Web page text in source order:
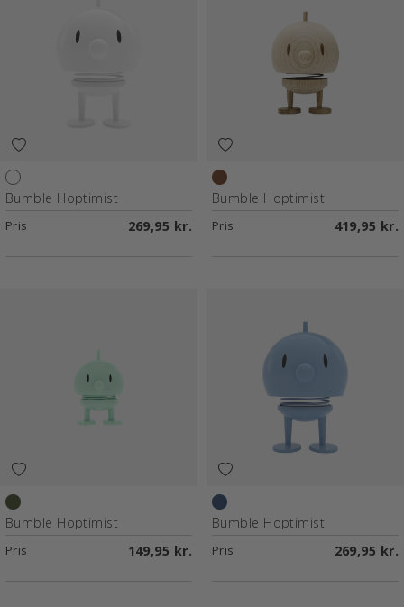
White
Bumble Hoptimist
Pris 269,95 kr.
Raw oak
Bumble Hoptimist
Pris 419,95 kr.
Mint
Bumble Hoptimist
Pris 149,95 kr.
Lys blå
Bumble Hoptimist
Pris 269,95 kr.